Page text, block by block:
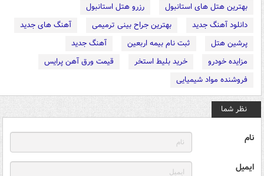
بهترین هتل های استانبول
رزرو هتل استانبول
دانلود آهنگ جدید
بهترین جراح بینی ترمیمی
آهنگ های جدید
پرشین هتل
ثبت نام بیمه اربعین
آهنگ جدید
مزایده خودرو
خرید بلیط استخر
قیمت ورق آهن پرایس
فروشنده مواد شیمیایی
نظر شما
نام
ایمیل